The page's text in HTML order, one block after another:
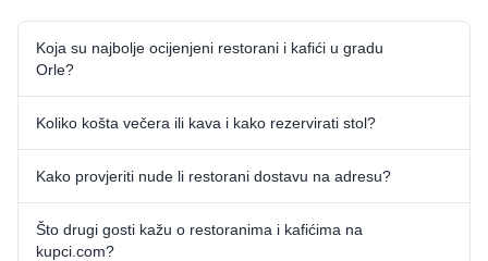
Koja su najbolje ocijenjeni restorani i kafići u gradu
Orle?
Koliko košta večera ili kava i kako rezervirati stol?
Kako provjeriti nude li restorani dostavu na adresu?
Što drugi gosti kažu o restoranima i kafićima na
kupci.com?